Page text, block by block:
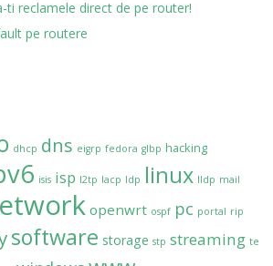
ti reclamele direct de pe router!
pe routere
dhcp dns eigrp fedora glbp hacking
isis isp l2tp lacp ldp linux lldp mail
openwrt ospf pc portal rip
software storage stp streaming te